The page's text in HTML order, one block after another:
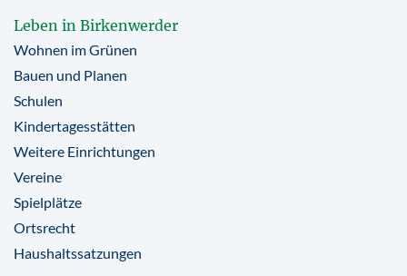
Leben in Birkenwerder
Wohnen im Grünen
Bauen und Planen
Schulen
Kindertagesstätten
Weitere Einrichtungen
Vereine
Spielplätze
Ortsrecht
Haushaltssatzungen